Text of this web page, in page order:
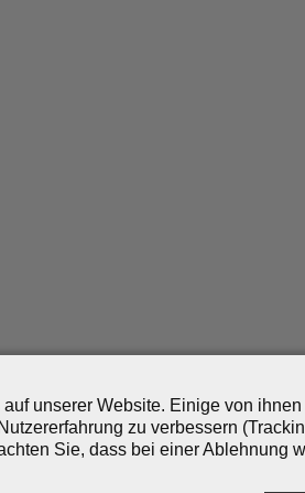
unserer Website. Einige von
zu verbessern
Sie, dass bei einer Ablehnung